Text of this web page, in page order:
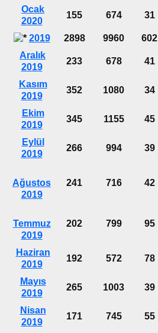
Ocak
2020
155 674 31
2019 2898 9960 602
Aralık
2019
233 678 41
Kasım
2019
352 1080 34
Ekim
2019
345 1155 45
Eylül
2019
266 994 39
Ağustos
2019
241 716 42
Temmuz
2019
202 799 95
Haziran
2019
192 572 78
Mayıs
2019
265 1003 39
Nisan
2019
171 745 55